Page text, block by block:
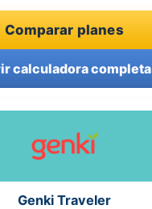
Comparar planes
calculadora completa
Genki Traveler